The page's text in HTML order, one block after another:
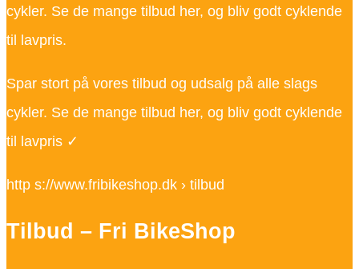
cykler. Se de mange tilbud her, og bliv godt cyklende
til lavpris.
Spar stort på vores tilbud og udsalg på alle slags
cykler. Se de mange tilbud her, og bliv godt cyklende
til lavpris ✓
http s://www.fribikeshop.dk › tilbud
Tilbud – Fri BikeShop